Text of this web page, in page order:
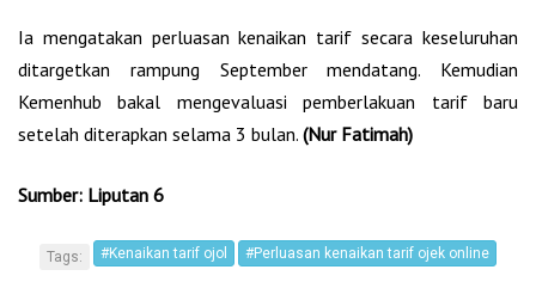
Ia mengatakan perluasan kenaikan tarif secara keseluruhan
ditargetkan rampung September mendatang. Kemudian
Kemenhub bakal mengevaluasi pemberlakuan tarif baru
setelah diterapkan selama 3 bulan. (Nur Fatimah)
Sumber: Liputan 6
Tags: #Kenaikan tarif ojol #Perluasan kenaikan tarif ojek online